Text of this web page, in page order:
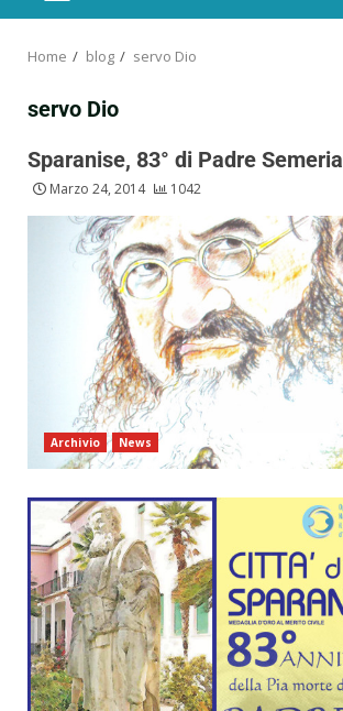
Home blog servo Dio
servo Dio
Sparanise, 83° di Padre Semeria
Marzo 24, 2014 1042
Archivio News